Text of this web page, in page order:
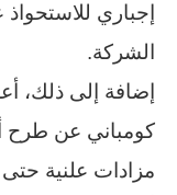
الشركة.
إضافة إلى ذلك،
كومباني عن طرح
مزادات علنية حتى